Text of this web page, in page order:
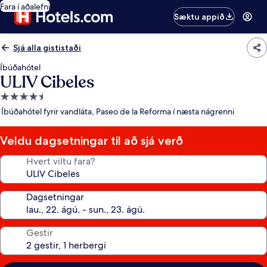
Fara í aðalefni
Sæktu appið
Sjá alla gististaði
Íbúðahótel
ULIV Cibeles
4.5
stjörnu
Íbúðahótel fyrir vandláta, Paseo de la Reforma í næsta nágrenni
Veldu dagsetningar til að sjá verð
Hvert viltu fara?
Dagsetningar
Gestir